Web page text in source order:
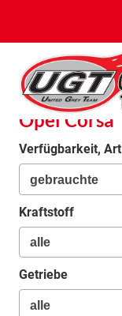
info
Opel Corsa
Verfügbarkeit, Art
Kraftstoff
Getriebe